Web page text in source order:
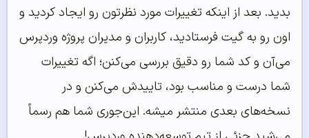
بدید. بعد از اینکه تغییرات مورد نظرتون رو ایجاد کردید و
اون رو به گیت فرستادید، کاربران و مدیران پروژه وردپرس
می‌آن و کد شما رو دقیق بررسی می‌کنن؛ اگه تغییرات
شما درست و مناسب بود، تاییدش می‌کنن و در
نسخه‌های بعدی منتشر میشه. این‌جوری شما هم رسماً